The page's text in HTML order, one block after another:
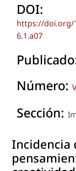
DOI:
https://doi.org/
6.1.a07
Número:
Sección:
Incidencia